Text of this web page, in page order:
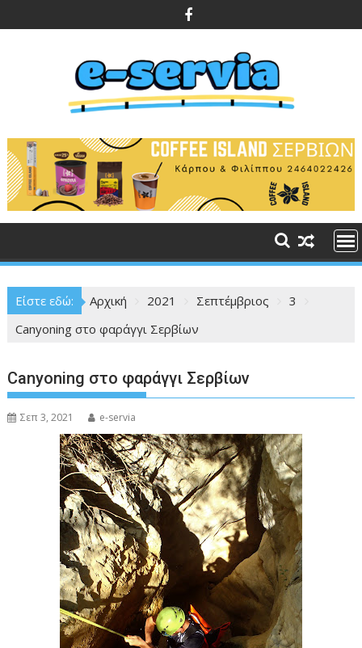
στο
Είστε εδώ: Αρχική 2021 Σεπτέμβριος
3
Canyoning στο φαράγγι Σερβίων
Canyoning στο φαράγγι Σερβίων
Σεπ 3, 2021 e-servia